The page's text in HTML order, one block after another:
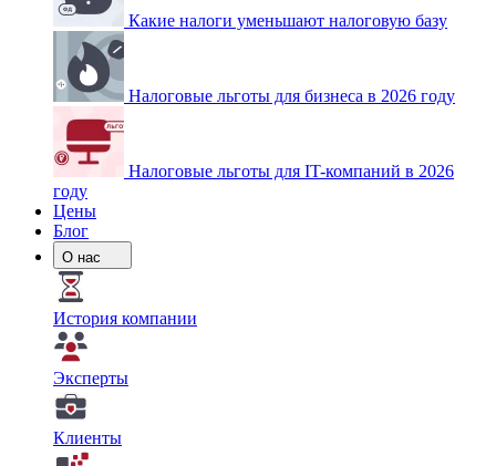
Какие налоги уменьшают налоговую базу
Налоговые льготы для бизнеса в 2026 году
Налоговые льготы для IT-компаний в 2026
году
Цены
Блог
О нас
История компании
Эксперты
Клиенты